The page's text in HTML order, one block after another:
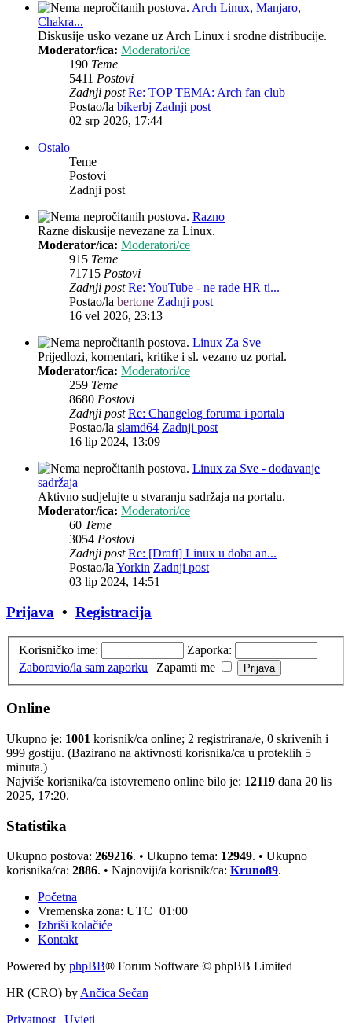
Arch Linux, Manjaro,
Chakra...
Diskusije usko vezane uz Arch Linux i srodne distribucije.
Moderator/ica: Moderatori/ce
190 Teme
5411 Postovi
Zadnji post Re: TOP TEMA: Arch fan club
Postao/la bikerbj Zadnji post
02 srp 2026, 17:44
Ostalo
Teme
Postovi
Zadnji post
Razno
Razne diskusije nevezane za Linux.
Moderator/ica: Moderatori/ce
915 Teme
71715 Postovi
Zadnji post Re: YouTube - ne rade HR ti...
Postao/la bertone Zadnji post
16 vel 2026, 23:13
Linux Za Sve
Prijedlozi, komentari, kritike i sl. vezano uz portal.
Moderator/ica: Moderatori/ce
259 Teme
8680 Postovi
Zadnji post Re: Changelog foruma i portala
Postao/la slamd64 Zadnji post
16 lip 2024, 13:09
Linux za Sve - dodavanje
sadržaja
Aktivno sudjelujte u stvaranju sadržaja na portalu.
Moderator/ica: Moderatori/ce
60 Teme
3054 Postovi
Zadnji post Re: [Draft] Linux u doba an...
Postao/laYorkin Zadnji post
03 lip 2024, 14:51
Prijava • Registracija
Korisničko ime:
Zaporka:
Zaboravio/la sam zaporku | Zapamti me
Online
Ukupno je: 1001 korisnik/ca online; 2 registrirana/e, 0 skrivenih i
999 gostiju. (Bazirano na aktivnosti korisnika/ca u proteklih 5
minuta.)
Najviše korisnika/ca istovremeno online bilo je: 12119 dana 20 lis
2025, 17:20.
Statistika
Ukupno postova: 269216. • Ukupno tema: 12949. • Ukupno
korisnika/ca: 2886. • Najnoviji/a korisnik/ca: Kruno89.
Početna
Vremenska zona: UTC+01:00
Izbriši kolačiće
Kontakt
Powered by phpBB® Forum Software © phpBB Limited
HR (CRO) by Ančica Sečan
Privatnost | Uvjeti